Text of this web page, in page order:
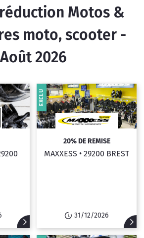
Motos &
moto, scooter -
Août 2026
20% DE REMISE
MAXXESS • 29200 BREST
31/12/2026
EXCLU